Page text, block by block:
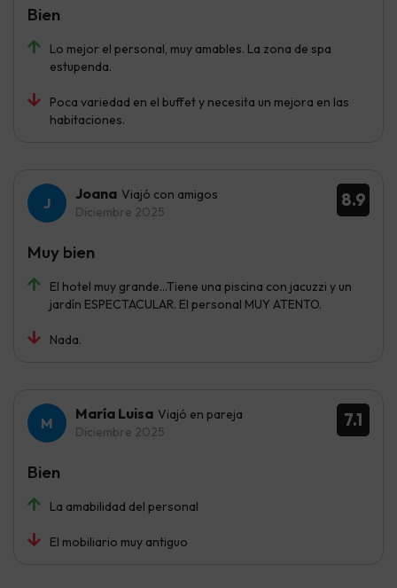
Lo mejor el personal, muy amables. La zona de spa
estupenda.
Poca variedad en el buffet y necesita un mejora en las
habitaciones.
Bien
8.9
Joana Viajó con amigos
Diciembre 2025
El hotel muy grande...Tiene una piscina con jacuzzi y un
jardín ESPECTACULAR. El personal MUY ATENTO.
Nada.
Muy bien
7.1
María Luisa Viajó en pareja
Diciembre 2025
La amabilidad del personal
El mobiliario muy antiguo
Bien